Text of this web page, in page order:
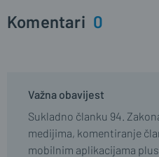
Komentari 0
Važna obavijest
Sukladno članku 94.
medijima, komentiranje
mobilnim aplikacijama